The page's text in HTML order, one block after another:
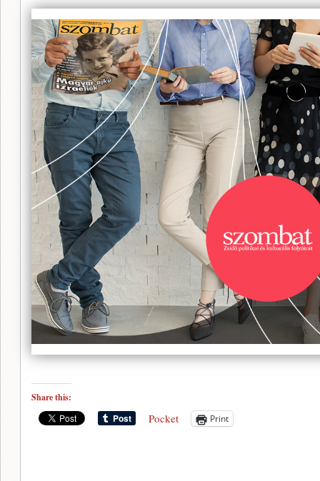
Share this:
Pocket Print